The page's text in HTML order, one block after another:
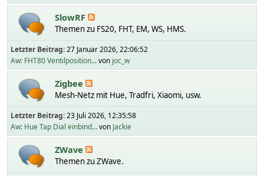
SlowRF
Themen zu FS20, FHT, EM, WS, HMS.
Letzter Beitrag:27 Januar 2026, 22:06:52
Aw: FHT80 Ventilposition...von joc_w
Zigbee
Mesh-Netz mit Hue, Tradfri, Xiaomi, usw.
Letzter Beitrag:23 Juli 2026, 12:35:58
Aw: Hue Tap Dial einbind...von Jackie
ZWave
Themen zu ZWave.